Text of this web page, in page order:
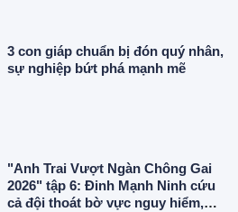
3 con giáp chuẩn bị đón quý nhân,
sự nghiệp bứt phá mạnh mẽ
"Anh Trai Vượt Ngàn Chông Gai
2026" tập 6: Đinh Mạnh Ninh cứu
cả đội thoát bờ vực nguy hiểm,